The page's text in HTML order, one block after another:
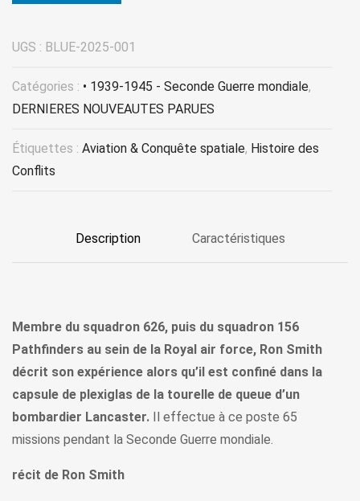
UGS : BLUE-2025-001
Catégories : • 1939-1945 - Seconde Guerre mondiale,
DERNIERES NOUVEAUTES PARUES
Étiquettes : Aviation & Conquête spatiale, Histoire des
Conflits
Description Caractéristiques
Membre du squadron 626, puis du squadron 156
Pathfinders au sein de la Royal air force, Ron Smith
décrit son expérience alors qu’il est confiné dans la
capsule de plexiglas de la tourelle de queue d’un
bombardier Lancaster. Il effectue à ce poste 65
missions pendant la Seconde Guerre mondiale.
récit de Ron Smith